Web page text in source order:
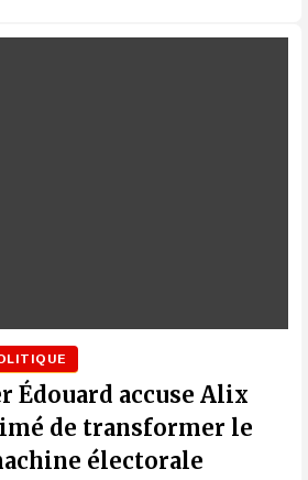
Édouard accuse Alix
de transformer le
électorale